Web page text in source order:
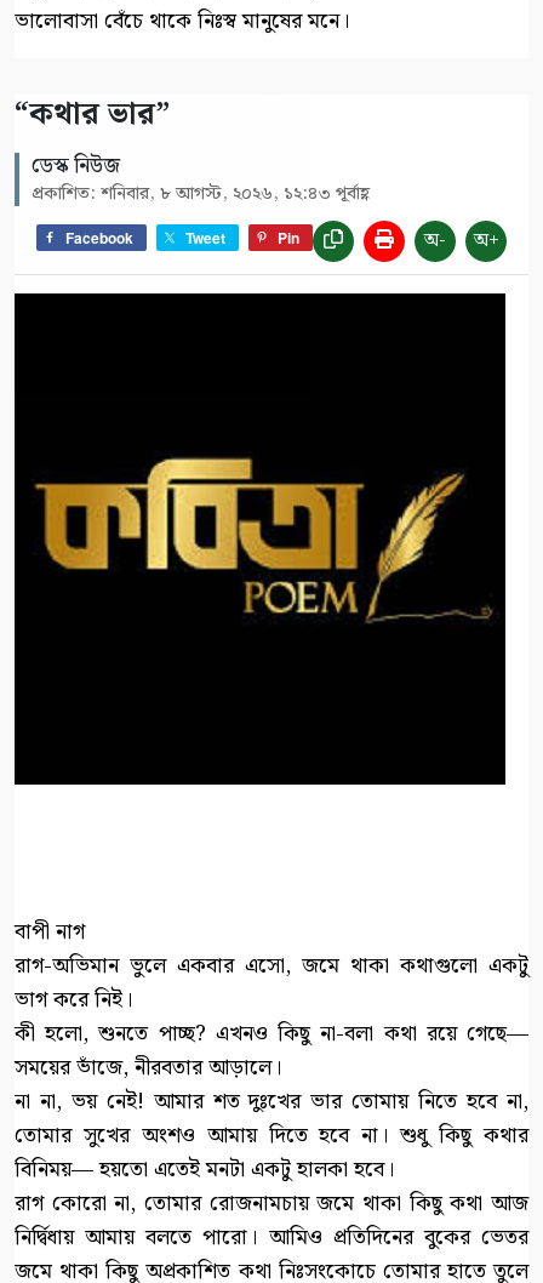
ভালোবাসা বেঁচে থাকে নিঃস্ব মানুষের মনে।
“কথার ভার”
ডেস্ক নিউজ
প্রকাশিত: শনিবার, ৮ আগস্ট, ২০২৬, ১২:৪৩ পূর্বাহ্ণ
Facebook Tweet Pin অ- অ+
বাপী নাগ
রাগ-অভিমান ভুলে একবার এসো, জমে থাকা কথাগুলো একটু
ভাগ করে নিই।
কী হলো, শুনতে পাচ্ছ? এখনও কিছু না-বলা কথা রয়ে গেছে—
সময়ের ভাঁজে, নীরবতার আড়ালে।
না না, ভয় নেই! আমার শত দুঃখের ভার তোমায় নিতে হবে না,
তোমার সুখের অংশও আমায় দিতে হবে না। শুধু কিছু কথার
বিনিময়— হয়তো এতেই মনটা একটু হালকা হবে।
রাগ কোরো না, তোমার রোজনামচায় জমে থাকা কিছু কথা আজ
নির্দ্বিধায় আমায় বলতে পারো। আমিও প্রতিদিনের বুকের ভেতর
জমে থাকা কিছু অপ্রকাশিত কথা নিঃসংকোচে তোমার হাতে তুলে